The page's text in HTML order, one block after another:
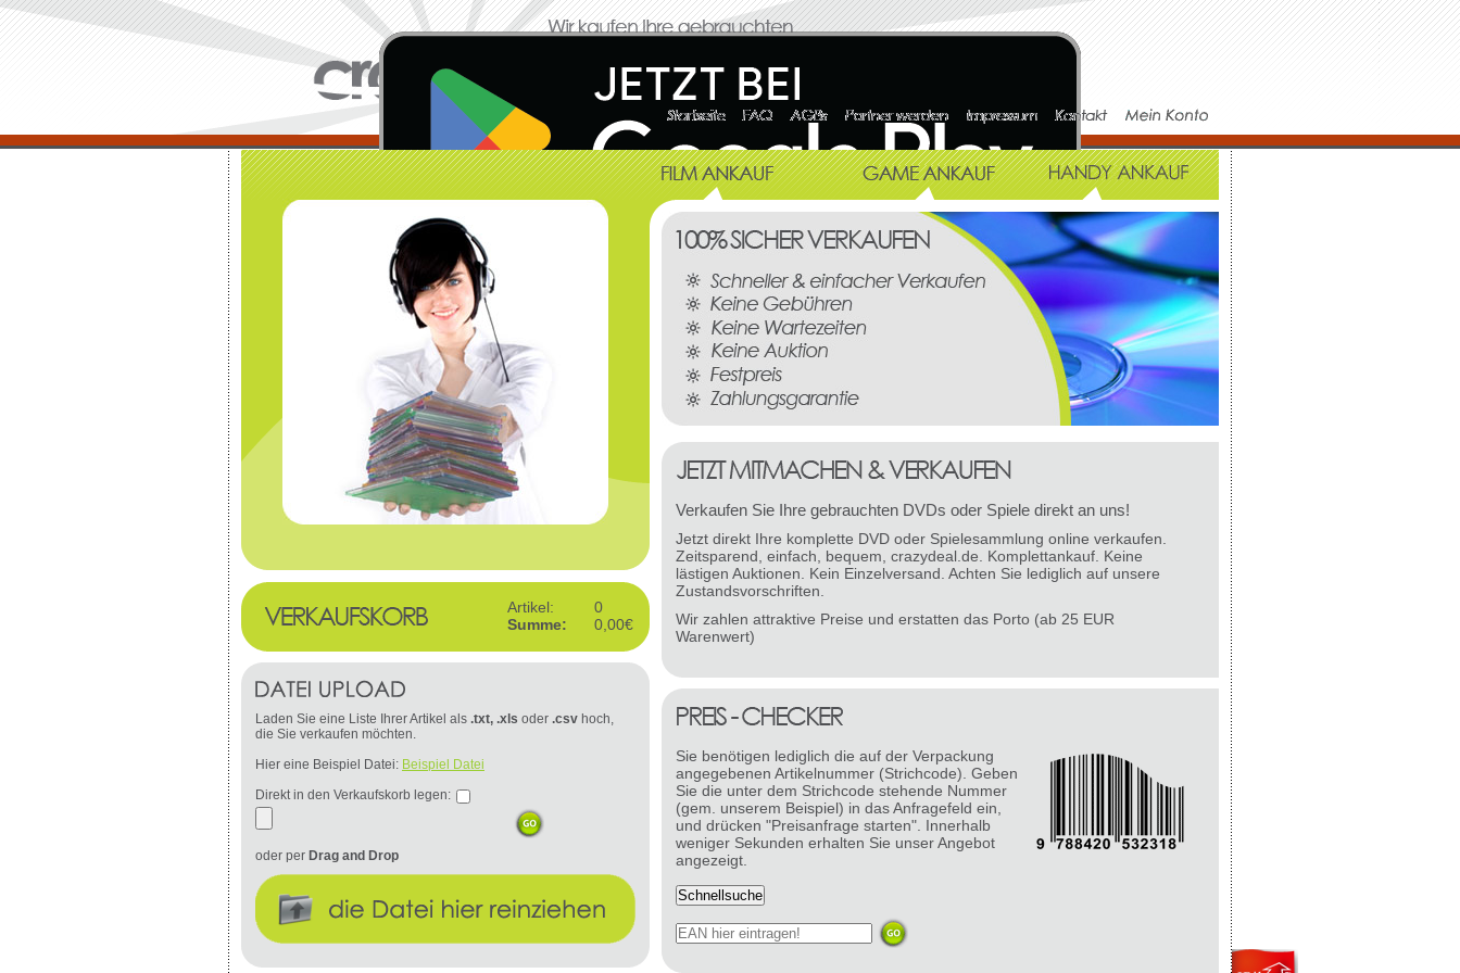
Verkaufen Sie Ihre gebrauchten DVDs oder Spiele direkt an uns!
Jetzt direkt Ihre komplette DVD oder Spielesammlung online verkaufen.
Zeitsparend, einfach, bequem, crazydeal.de. Komplettankauf. Keine
lästigen Auktionen. Kein Einzelversand. Achten Sie lediglich auf unsere
Zustandsvorschriften.
Wir zahlen attraktive Preise und erstatten das Porto (ab 25 EUR
Warenwert)
Sie benötigen lediglich die auf der Verpackung
angegebenen Artikelnummer (Strichcode). Geben
Sie die unter dem Strichcode stehende Nummer
(gem. unserem Beispiel) in das Anfragefeld ein,
und drücken "Preisanfrage starten". Innerhalb
weniger Sekunden erhalten Sie unser Angebot
angezeigt.
Artikel:
0
Summe:
0,00€
Laden Sie eine Liste Ihrer Artikel als .txt, .xls oder .csv hoch,
die Sie verkaufen möchten.
Hier eine Beispiel Datei: Beispiel Datei
Direkt in den Verkaufskorb legen:
oder per Drag and Drop